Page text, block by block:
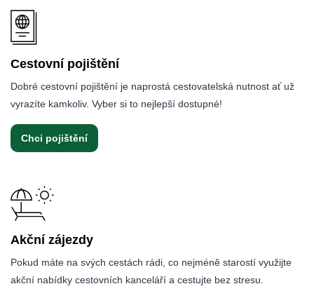
Cestovní pojištění
Dobré cestovní pojištění je naprostá cestovatelská nutnost ať už
vyrazíte kamkoliv. Vyber si to nejlepší dostupné!
Chci pojištění
Akční zájezdy
Pokud máte na svých cestách rádi, co nejméně starostí využijte
akční nabídky cestovních kanceláří a cestujte bez stresu.